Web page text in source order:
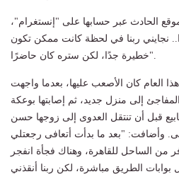
الحادث عبر حسابها على "إنستغرام"،
نجايني ربنا في لحظة كانت ممكن تكون
خطيرة جدًا، لكن ستره كان حاضرًا".
العام كان الأصعب عليها، بعدما واجهت
المفاجئ إلى منزل جديد، ثم إصابتها بوعكة
قبل أن تنتقل العدوى إلى زوجها حسن
وأضافت: "بعد ما بدأت أتعافى رجعتلي
من الساحل للقاهرة، وهناك فجأة انفجر